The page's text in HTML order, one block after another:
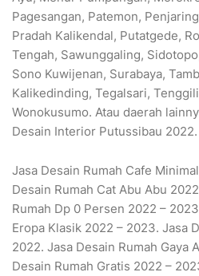
Pagesangan, Patemon,
Pradah Kalikendal, Putatgede,
Tengah, Sawunggaling,
Sono Kuwijenan, Surabaya,
Kalikedinding, Tegalsari,
Wonokusumo. Atau daerah
Desain Interior Putussibau 2022.
Jasa Desain Rumah Cafe
Desain Rumah Cat Abu Abu
Rumah Dp 0 Persen 2022 –
Eropa Klasik 2022 – 2023. Jasa
2022. Jasa Desain Rumah Gaya
Desain Rumah Gratis 2022 –